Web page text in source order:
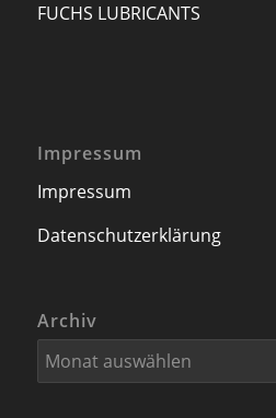
FUCHS LUBRICANTS
Impressum
Impressum
Datenschutzerklärung
Archiv